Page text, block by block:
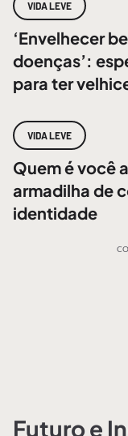
VIDA LEVE
‘Envelhecer
doenças’:
para ter
VIDA LEVE
Quem é você
armadilha de
identidade
Futuro e